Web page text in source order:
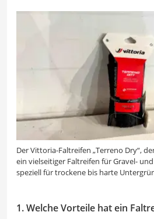
Der Vittoria-Faltreifen „Terreno Dry“,
ein vielseitiger Faltreifen für Gravel-
speziell für trockene bis harte
1. Welche Vorteile hat ein